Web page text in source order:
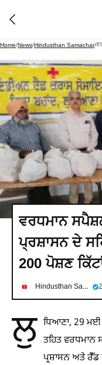
Home/News/Hindusthan Samachar/
ਵਰਧਮਾਨ
ਪ੍ਰਸ਼ਾਸਨ ਦੇ
200 ਪੋਸ਼ਣ
Hindusthan Samachar
ਲੁ ਧਿਆਣਾ, 29 ਮਈ
ਤਹਿਤ ਵਰਧਮਾਨ
ਪ੍ਰਸ਼ਾਸਨ ਅਤੇ